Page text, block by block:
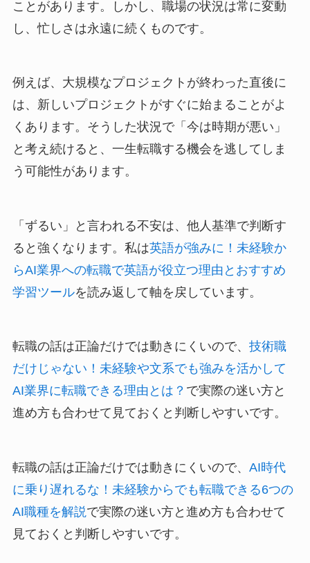
ことがあります。しかし、職場の状況は常に変動
し、忙しさは永遠に続くものです。
例えば、大規模なプロジェクトが終わった直後に
は、新しいプロジェクトがすぐに始まることがよ
くあります。そうした状況で「今は時期が悪い」
と考え続けると、一生転職する機会を逃してしま
う可能性があります。
「ずるい」と言われる不安は、他人基準で判断す
ると強くなります。私は英語が強みに！未経験か
らAI業界への転職で英語が役立つ理由とおすすめ
学習ツールを読み返して軸を戻しています。
転職の話は正論だけでは動きにくいので、 技術職
だけじゃない！未経験や文系でも強みを活かして
AI業界に転職できる理由とは？ で実際の迷い方と
進め方も合わせて見ておくと判断しやすいです。
転職の話は正論だけでは動きにくいので、 AI時代
に乗り遅れるな！未経験からでも転職できる6つの
AI職種を解説で実際の迷い方と進め方も合わせて
見ておくと判断しやすいです。